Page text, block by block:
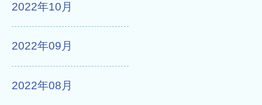
2022年10月
2022年09月
2022年08月